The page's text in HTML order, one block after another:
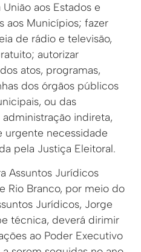
aos Estados e
aos Municípios; fazer
de rádio e televisão,
autorizar
atos, programas,
dos órgãos públicos
ou das
indireta,
urgente necessidade
pela Justiça Eleitoral.
Assuntos Jurídicos
Rio Branco, por meio do
Jurídicos, Jorge
técnica, deverá dirimir
ao Poder Executivo